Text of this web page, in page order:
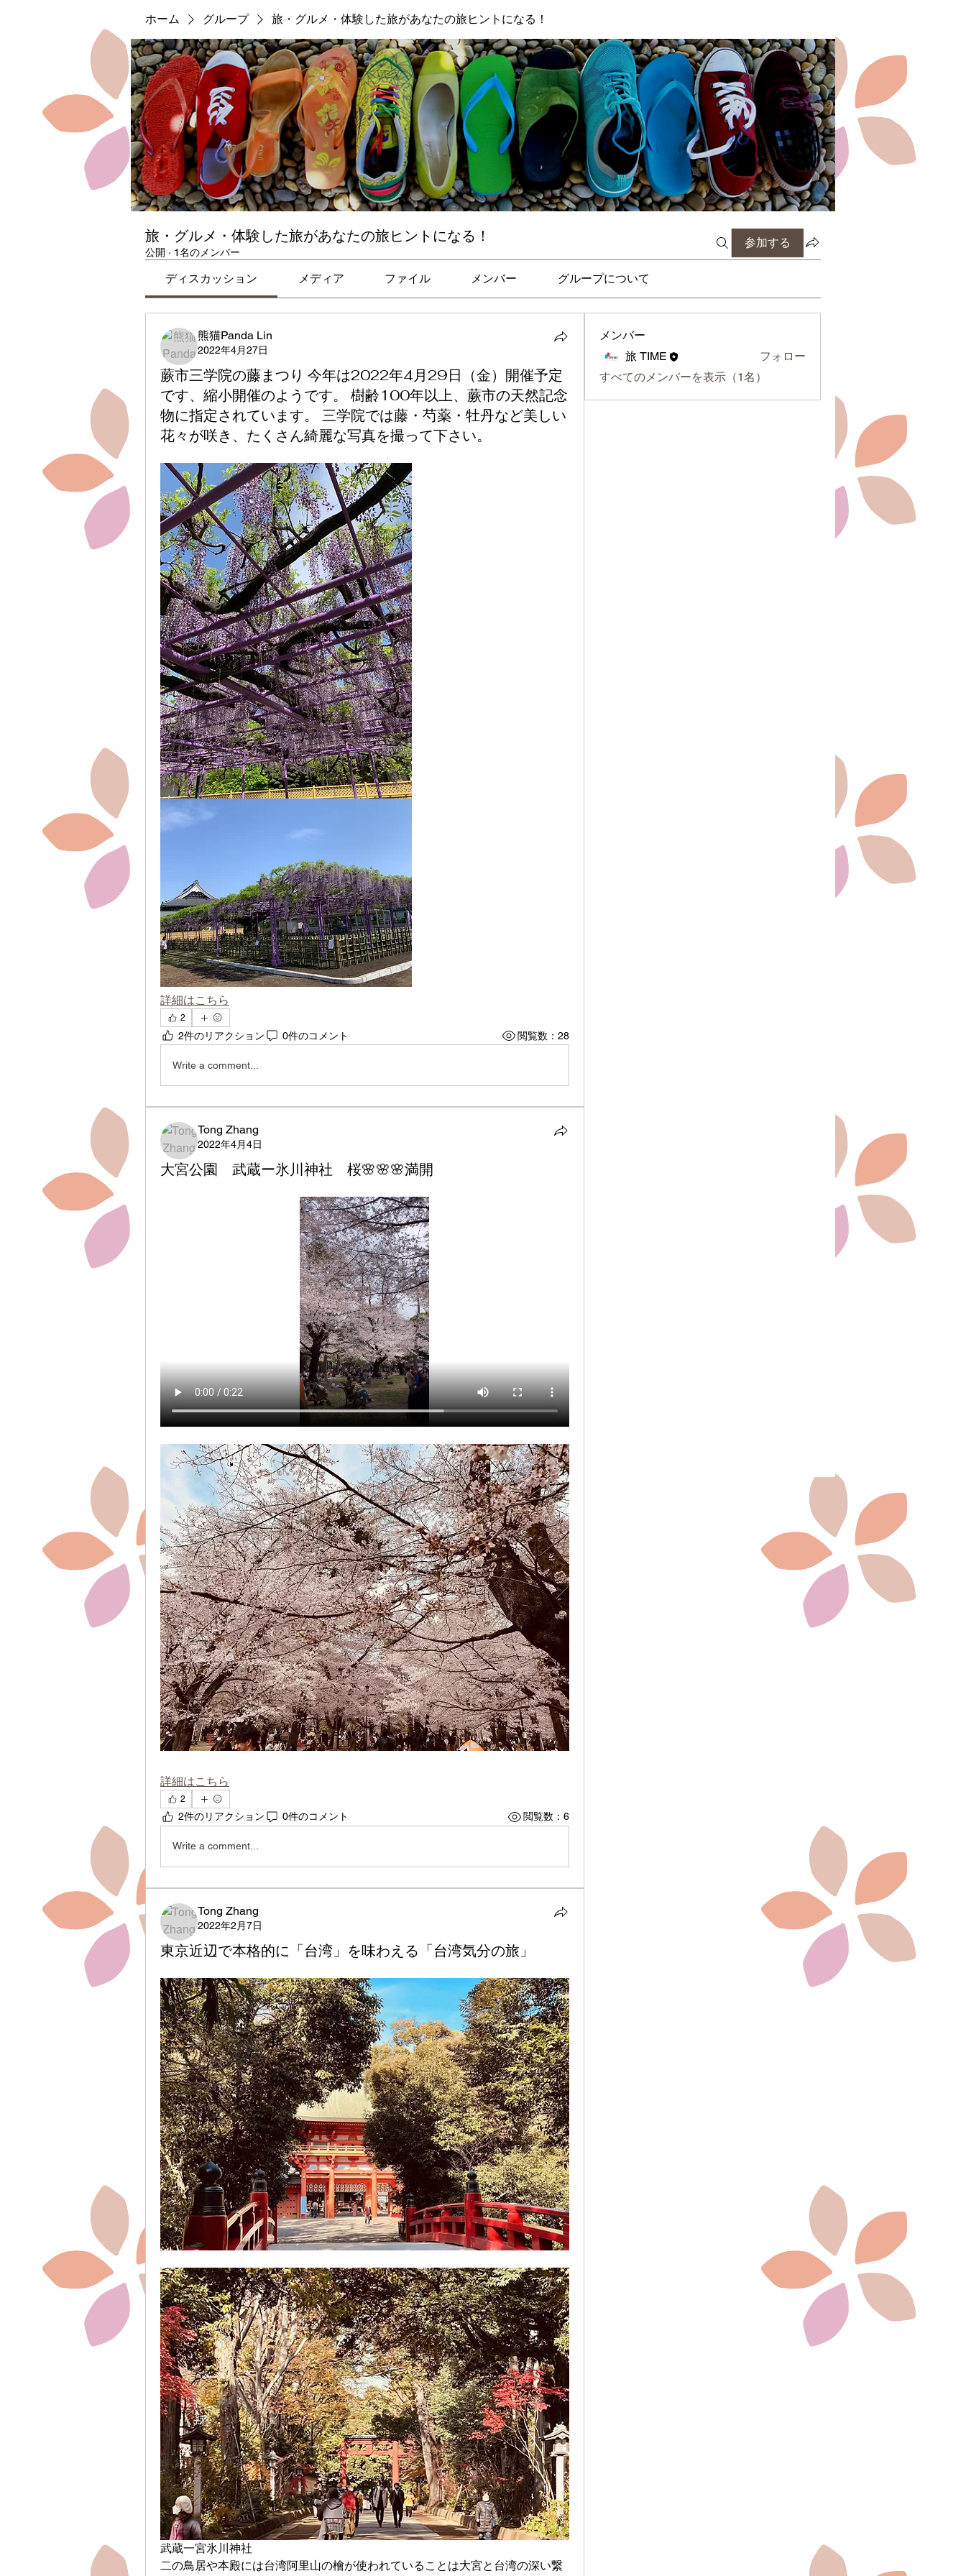
ホーム グループ 旅・グルメ・体験した旅があなたの旅ヒントになる！
旅・グルメ・体験した旅があなたの旅ヒントになる！
公開 · 1名のメンバー
参加する
ディスカッション メディア ファイル メンバー グループについて
熊猫Panda Lin
2022年4月27日
蕨市三学院の藤まつり 今年は2022年4月29日（金）開催予定
です、縮小開催のようです。 樹齢100年以上、蕨市の天然記念
物に指定されています。 三学院では藤・芍薬・牡丹など美しい
花々が咲き、たくさん綺麗な写真を撮って下さい。
詳細はこちら
2
2件のリアクション 0件のコメント 閲覧数：28
Write a comment...
Tong Zhang
2022年4月4日
大宮公園 武蔵ー氷川神社 桜🌸🌸🌸満開
詳細はこちら
2
2件のリアクション 0件のコメント 閲覧数：6
Write a comment...
Tong Zhang
2022年2月7日
東京近辺で本格的に「台湾」を味わえる「台湾気分の旅」
武蔵一宮氷川神社
二の鳥居や本殿には台湾阿里山の檜が使われていることは大宮と台湾の深い繋
メンバー
旅 TIME
フォロー
すべてのメンバーを表示（1名）